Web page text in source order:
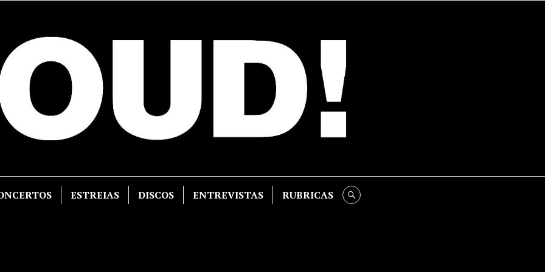
ESTREIAS DISCOS ENTREVISTAS RUBRICAS SEARCH